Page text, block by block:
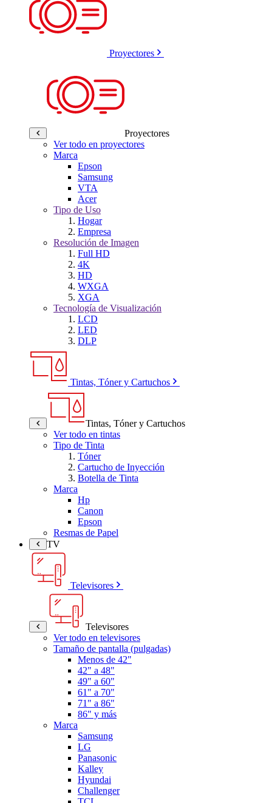
Proyectores
Proyectores
Ver todo en proyectores
Marca
Epson
Samsung
VTA
Acer
Tipo de Uso
Hogar
Empresa
Resolución de Imagen
Full HD
4K
HD
WXGA
XGA
Tecnología de Visualización
LCD
LED
DLP
Tintas, Tóner y Cartuchos
Tintas, Tóner y Cartuchos
Ver todo en tintas
Tipo de Tinta
Tóner
Cartucho de Inyección
Botella de Tinta
Marca
Hp
Canon
Epson
Resmas de Papel
TV
Televisores
Televisores
Ver todo en televisores
Tamaño de pantalla (pulgadas)
Menos de 42"
42" a 48"
49" a 60"
61" a 70"
71" a 86"
86" y más
Marca
Samsung
LG
Panasonic
Kalley
Hyundai
Challenger